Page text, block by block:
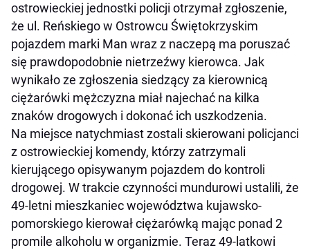
ostrowieckiej jednostki policji otrzymał zgłoszenie,
że ul. Reńskiego w Ostrowcu Świętokrzyskim
pojazdem marki Man wraz z naczepą ma poruszać
się prawdopodobnie nietrzeźwy kierowca. Jak
wynikało ze zgłoszenia siedzący za kierownicą
ciężarówki mężczyzna miał najechać na kilka
znaków drogowych i dokonać ich uszkodzenia.
Na miejsce natychmiast zostali skierowani policjanci
z ostrowieckiej komendy, którzy zatrzymali
kierującego opisywanym pojazdem do kontroli
drogowej. W trakcie czynności mundurowi ustalili, że
49-letni mieszkaniec województwa kujawsko-
pomorskiego kierował ciężarówką mając ponad 2
promile alkoholu w organizmie. Teraz 49-latkowi